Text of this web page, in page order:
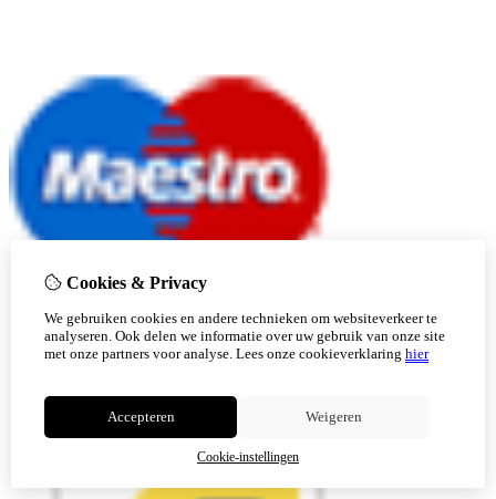
Cookies & Privacy
We gebruiken cookies en andere technieken om websiteverkeer te
analyseren. Ook delen we informatie over uw gebruik van onze site
met onze partners voor analyse. Lees onze cookieverklaring hier
Accepteren Weigeren
Cookie-instellingen